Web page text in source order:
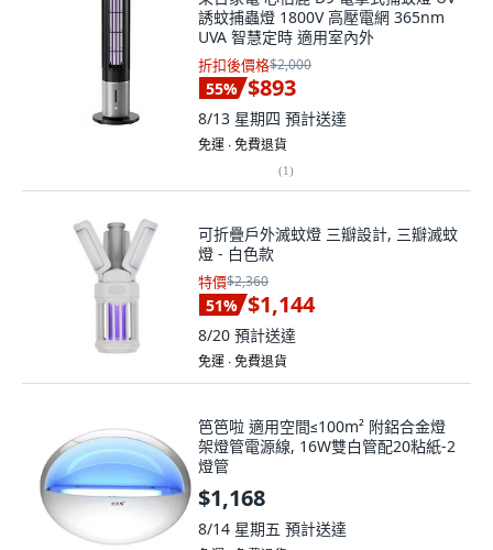
UVA 智慧定時 適用室內外
折扣後價格$2,000
55% $893
8/13 星期四 預計送達
免運 ∙ 免費退貨
1
燈 - 白色款
特價 $2,360
51% $1,144
8/20預計送達
免運 ∙ 免費退貨
架燈管電源線, 16W雙白管配20粘紙-2
燈管
$1,168
8/14 星期五
免運 ∙ 免費退貨